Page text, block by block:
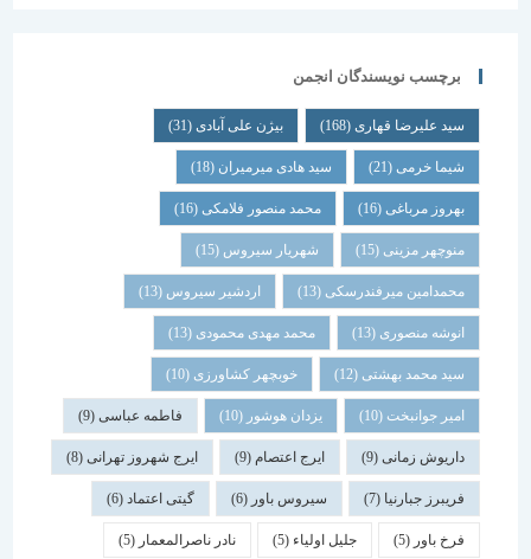
برچسب نویسندگان انجمن
سید علیرضا قهاری(168) بیژن علی آبادی(31)
شیما خرمی(21) سید هادی میرمیران(18)
بهروز مرباغی (16) محمد منصور فلامکی (16)
منوچهر مزینی(15) شهریار سیروس(15)
محمدامین میرفندرسکی(13) اردشیر سیروس(13)
انوشه منصوری(13) محمد مهدی محمودی(13)
سید محمد بهشتی(12) خوبچهر کشاورزی(10)
امیر جوانبخت(10) یزدان هوشور(10) فاطمه عباسی(9)
داریوش زمانی(9) ایرج اعتصام(9) ایرج شهروز تهرانی(8)
فریبرز جبارنیا(7) سیروس باور(6) گیتی اعتماد(6)
فرخ باور(5) جلیل اولیاء(5) نادر ناصرالمعمار (5)